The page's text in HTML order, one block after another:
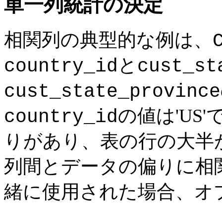
単一列統計の決定
相関列の典型的な例は、
country_id と
cust_state_province
country_idの値は'US'
りがあり、表の行の大
列間とデータの偏りに
緒に使用された場合、